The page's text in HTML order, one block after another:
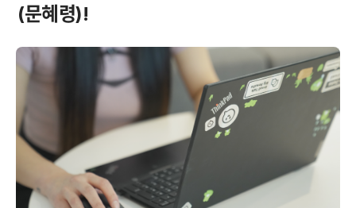
(문혜령)!